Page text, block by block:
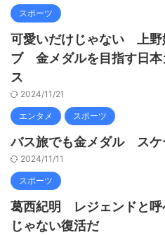
スポーツ
可愛いだけじゃない 上野
ブ 金メダルを目指す日本
ス
2024/11/21
エンタメ スポーツ
バス旅でも金メダル スケ
2024/11/11
スポーツ
葛西紀明 レジェンドと
じゃない復活だ